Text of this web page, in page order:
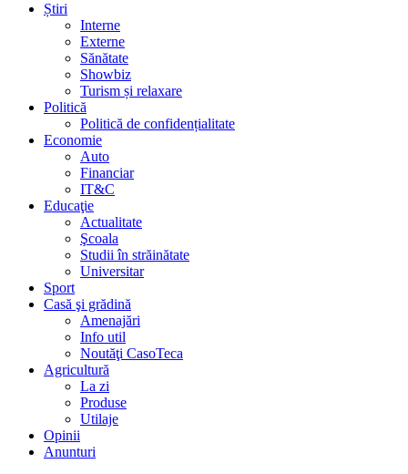
Știri
Interne
Externe
Sănătate
Showbiz
Turism și relaxare
Politică
Politică de confidențialitate
Economie
Auto
Financiar
IT&C
Educaţie
Actualitate
Şcoala
Studii în străinătate
Universitar
Sport
Casă şi grădină
Amenajări
Info util
Noutăţi CasoTeca
Agricultură
La zi
Produse
Utilaje
Opinii
Anunturi